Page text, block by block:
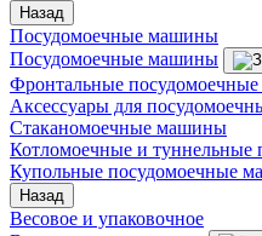
Назад
Посудомоечные машины
Посудомоечные машины
Фронтальные
Аксессуары для
Стаканомоечные машины
Котломоечные и
Купольные посудомоечные
Назад
Весовое и упаковочное